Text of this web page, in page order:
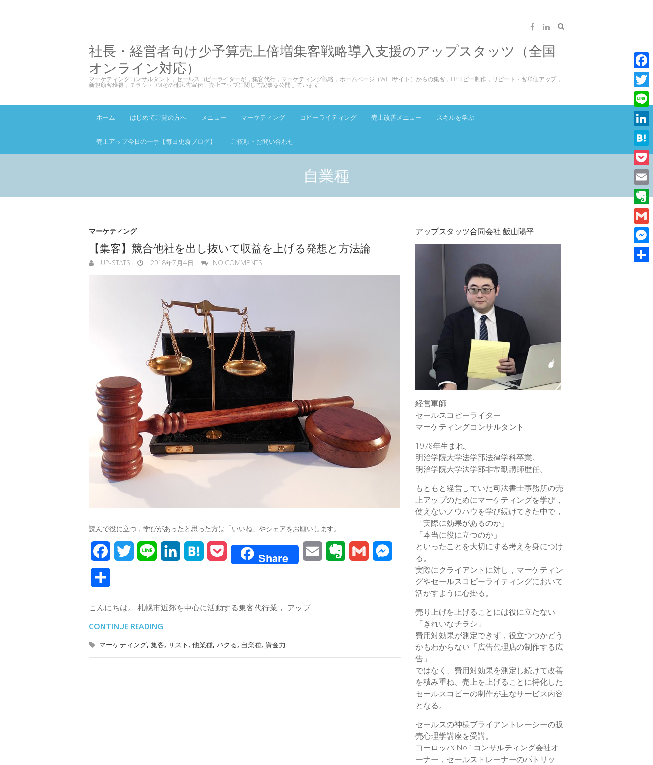
社長・経営者向け少予算売上倍増集客戦略導入支援のアップスタッツ（全国
オンライン対応）
マーケティングコンサルタント，セールスコピーライターが，集客代行，マーケティング戦略，ホームページ（WEBサイト）からの集客，LPコピー制作，リピート・客単価アップ，
新規顧客獲得，チラシ・DMその他広告宣伝，売上アップに関して記事を公開しています
ホーム はじめてご覧の方へ メニュー マーケティング コピーライティング 売上改善メニュー スキルを学ぶ
売上アップ今日の一手【毎日更新ブログ】 ご依頼・お問い合わせ
自業種
マーケティング
【集客】競合他社を出し抜いて収益を上げる発想と方法論
UP-STATS 2018年7月4日 NO COMMENTS
読んで役に立つ，学びがあったと思った方は「いいね」やシェアをお願いします。
e
b
o
t
e
e
k
d
e
a
k
t
Share
こんにちは。 札幌市近郊を中心に活動する集客代行業， アップ…
CONTINUE READING
マーケティング, 集客, リスト , 他業種, パクる, 自業種, 資金力
アップスタッツ合同会社 飯山陽平
経営軍師
セールスコピーライター
マーケティングコンサルタント
1978年生まれ。
明治学院大学法学部法律学科卒業。
明治学院大学法学部非常勤講師歴任。
もともと経営していた司法書士事務所の売
上アップのためにマーケティングを学び，
使えないノウハウを学び続けてきた中で，
「実際に効果があるのか」
「本当に役に立つのか」
といったことを大切にする考えを身につけ
る。
実際にクライアントに対し，マーケティン
グやセールスコピーライティングにおいて
活かすように心掛る。
売り上げを上げることには役に立たない
「きれいなチラシ」
費用対効果が測定できず，役立つつかどう
かもわからない「広告代理店の制作する広
告」
ではなく、費用対効果を測定し続けて改善
を積み重ね、売上を上げることに特化した
セールスコピーの制作が主なサービス内容
となる。
セールスの神様ブライアントレーシーの販
売心理学講座を受講。
ヨーロッパ No.1コンサルティング会社オ
ーナー，セールストレーナーのパトリッ
F
a
c
e
b
o
o
k
T
w
i
e
r
L
i
n
e
L
i
n
k
e
d
I
n
H
a
t
e
n
a
P
o
c
k
e
t
E
m
a
E
v
e
G
m
a
M